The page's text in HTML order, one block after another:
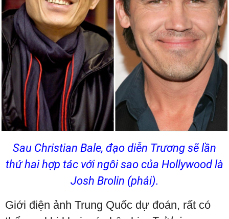
Sau Christian Bale, đạo diễn Trương sẽ lần
thứ hai hợp tác với ngôi sao của Hollywood là
Josh Brolin (phải).
Giới điện ảnh Trung Quốc dự đoán, rất có